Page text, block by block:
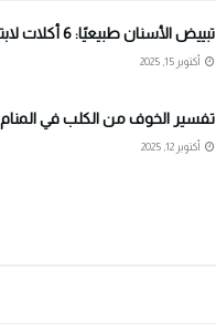
تبييض الأسنان طبيعيًا: 6 أكلات لابتسامة مشرقة
أكتوبر 15, 2025
تفسير الخوف من الكلب في المنام
أكتوبر 12, 2025